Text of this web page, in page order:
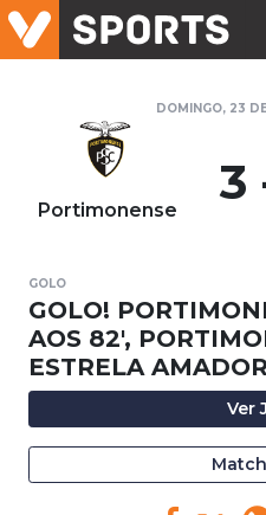
DOMINGO, 23
Portimonense 3
GOLO
GOLO!
AOS 82',
ESTRELA
Ver